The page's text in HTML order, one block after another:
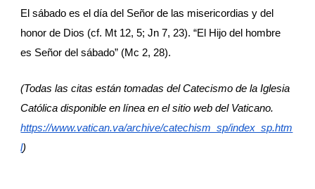
El sábado es el día del Señor de las misericordias y del
honor de Dios (cf. Mt 12, 5; Jn 7, 23). “El Hijo del hombre
es Señor del sábado” (Mc 2, 28).
(Todas las citas están tomadas del Catecismo de la Iglesia
Católica disponible en línea en el sitio web del Vaticano.
https://www.vatican.va/archive/catechism_sp/index_sp.htm
l)